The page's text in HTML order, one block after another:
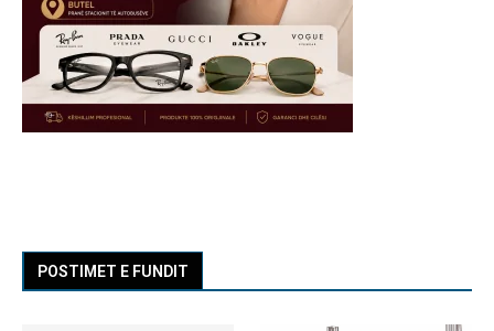
POSTIMET E FUNDIT